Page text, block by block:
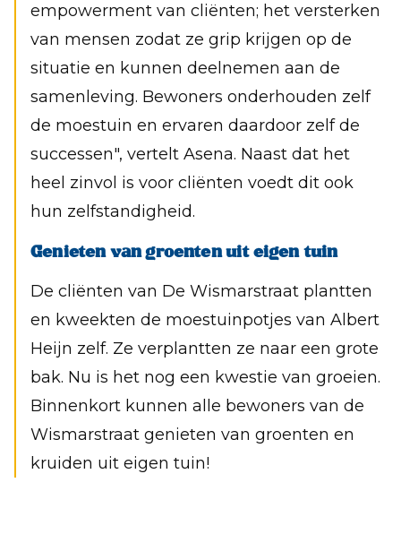
empowerment van cliënten; het versterken
van mensen zodat ze grip krijgen op de
situatie en kunnen deelnemen aan de
samenleving. Bewoners onderhouden zelf
de moestuin en ervaren daardoor zelf de
successen", vertelt Asena. Naast dat het
heel zinvol is voor cliënten voedt dit ook
hun zelfstandigheid.
Genieten van groenten uit eigen tuin
De cliënten van De Wismarstraat plantten
en kweekten de moestuinpotjes van Albert
Heijn zelf. Ze verplantten ze naar een grote
bak. Nu is het nog een kwestie van groeien.
Binnenkort kunnen alle bewoners van de
Wismarstraat genieten van groenten en
kruiden uit eigen tuin!